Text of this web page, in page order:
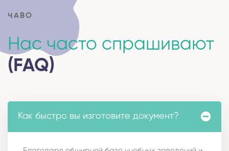
ЧАВО
Нас часто спрашивают
(FAQ)
Как быстро вы изготовите документ?